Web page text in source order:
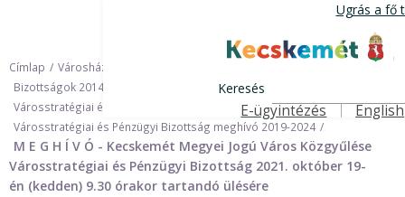
Ugrás a fő
Kecskemét Város
Keresés
Felső navigáció
E-ügyintézés English
Címlap Városháza
Bizottságok 2014-2024
Városstratégiai és Pénzügyi Bizottság 2014-2024
Városstratégiai és Pénzügyi Bizottság meghívó 2019-2024
M E G H Í V Ó - Kecskemét Megyei Jogú Város Közgyűlése
Városstratégiai és Pénzügyi Bizottság 2021. október 19-
én (kedden) 9.30 órakor tartandó ülésére